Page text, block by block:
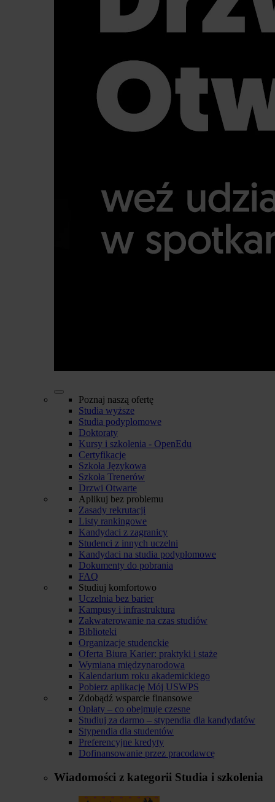
Poznaj naszą ofertę
Studia wyższe
Studia podyplomowe
Doktoraty
Kursy i szkolenia - OpenEdu
Certyfikacje
Szkoła Językowa
Szkoła Trenerów
Drzwi Otwarte
Aplikuj bez problemu
Zasady rekrutacji
Listy rankingowe
Kandydaci z zagranicy
Studenci z innych uczelni
Kandydaci na studia podyplomowe
Dokumenty do pobrania
FAQ
Studiuj komfortowo
Uczelnia bez barier
Kampusy i infrastruktura
Zakwaterowanie na czas studiów
Biblioteki
Organizacje studenckie
Oferta Biura Karier: praktyki i staże
Wymiana międzynarodowa
Kalendarium roku akademickiego
Pobierz aplikację Mój USWPS
Zdobądź wsparcie finansowe
Opłaty – co obejmuje czesne
Studiuj za darmo – stypendia dla kandydatów
Stypendia dla studentów
Preferencyjne kredyty
Dofinansowanie przez pracodawcę
Wiadomości z kategorii Studia i szkolenia